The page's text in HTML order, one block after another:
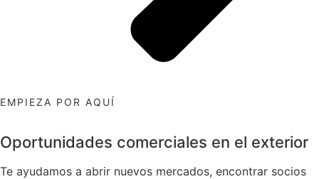
EMPIEZA POR AQUÍ
Oportunidades comerciales en el exterior
Te ayudamos a abrir nuevos mercados, encontrar socios